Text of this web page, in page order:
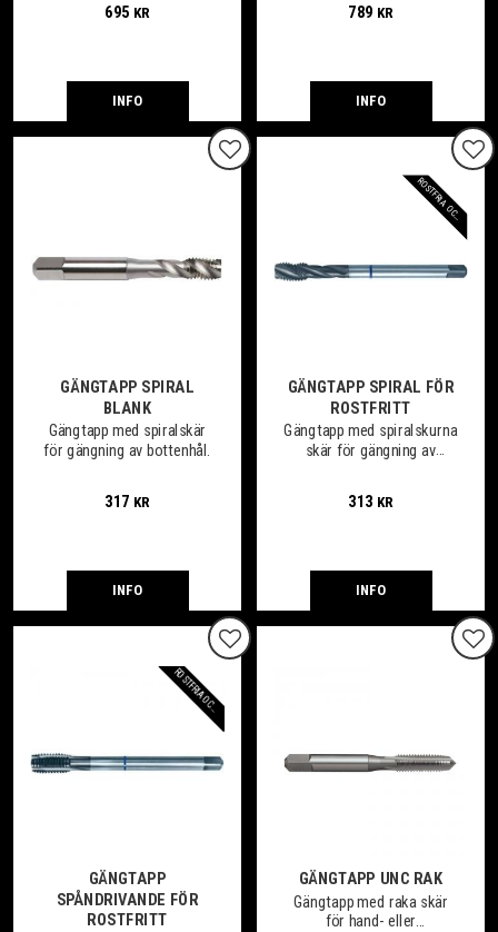
695 KR
INFO
789 KR
INFO
GÄNGTAPP SPIRAL
BLANK
Gängtapp med spiralskär
för gängning av bottenhål.
317 KR
Lägg till i favoriter
INFO
GÄNGTAPP SPIRAL FÖR
ROSTFRITT
Gängtapp med spiralskurna
skär för gängning av
313 KR
H
L
INFO
GÄNGTAPP
SPÅNDRIVANDE FÖR
ROSTFRITT
R
O
S
T
F
R
IA
O
C
H
S
Y
R
A
F
A
S
T
A
S
T
Å
L
Lägg till i favoriter
GÄNGTAPP UNC RAK
Gängtapp med raka skär
för hand- eller